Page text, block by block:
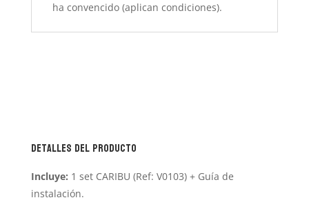
ha convencido (aplican condiciones).
Detalles del producto
Incluye: 1 set CARIBU (Ref: V0103) + Guía de
instalación.